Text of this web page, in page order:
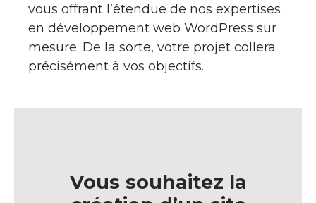
vous offrant l’étendue de nos expertises
en développement web WordPress sur
mesure. De la sorte, votre projet collera
précisément à vos objectifs.
Vous souhaitez la